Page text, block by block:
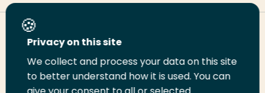
Deel deze pagina
DeelDeelDeelEmailPrint
Privacy on this site
We collect and process your data on this site
to better understand how it is used. You can